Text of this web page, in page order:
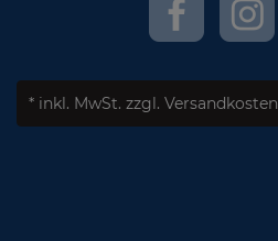
* inkl. MwSt. zzgl. Versandkosten